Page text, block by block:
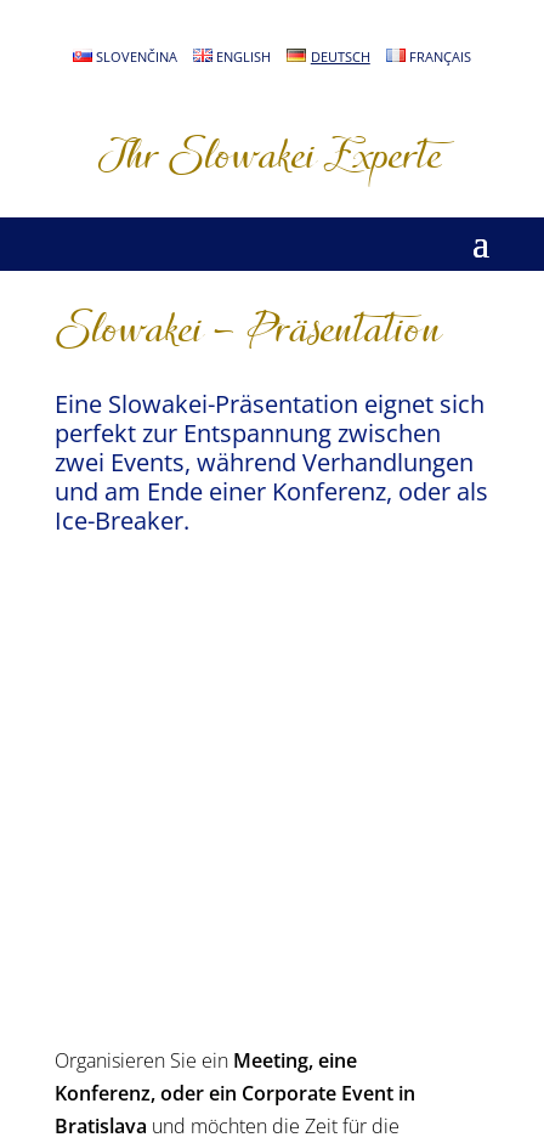
SLOVENČINA ENGLISH DEUTSCH FRANÇAIS
Ihr Slowakei Experte
Slowakei – Präsentation
Eine Slowakei-Präsentation eignet sich
perfekt zur Entspannung zwischen
zwei Events, während Verhandlungen
und am Ende einer Konferenz, oder als
Ice-Breaker.
Organisieren Sie ein Meeting, eine
Konferenz, oder ein Corporate Event in
Bratislava und möchten die Zeit für die